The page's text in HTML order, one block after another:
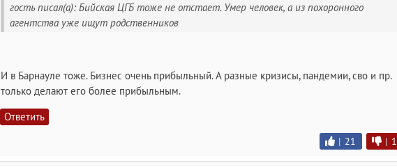
гость писал(а): Бийская ЦГБ тоже не отстает. Умер человек, а из похоронного
агентства уже ищут родственников
И в Барнауле тоже. Бизнес очень прибыльный. А разные кризисы, пандемии, сво и пр.
только делают его более прибыльным.
Ответить
| 21 | 1